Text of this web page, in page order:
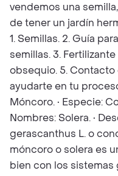
vendemos una
de tener un jardín
1. Semillas. 2. Guía
semillas. 3.
obsequio. 5.
ayudarte en tu
Móncoro. • Especie:
Nombres: Solera. •
gerascanthus L. o
móncoro o solera es
bien con los